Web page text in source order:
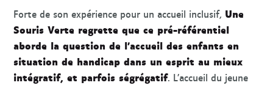
Forte de son expérience pour un accueil inclusif, Une
Souris Verte regrette que ce pré-référentiel
aborde la question de l’accueil des enfants en
situation de handicap dans un esprit au mieux
intégratif, et parfois ségrégatif. L’accueil du jeune